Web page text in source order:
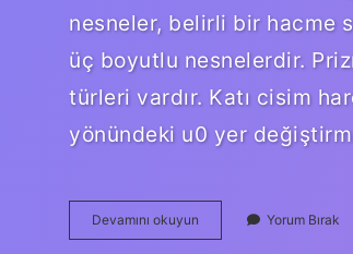
nesneler, belirli bir hacme
üç boyutlu nesnelerdir.
türleri vardır. Katı cisim
yönündeki u0 yer
Devamını okuyun
Cisimlerin
Yorum Bırak